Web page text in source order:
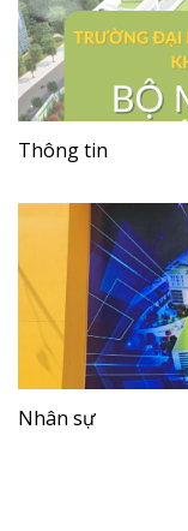
Thông tin
Nhân sự